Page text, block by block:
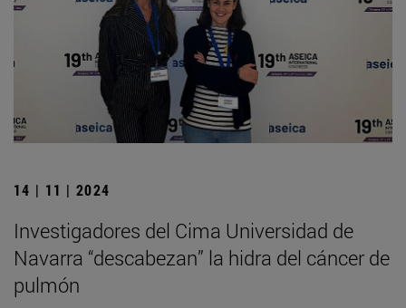
14 | 11 | 2024
Investigadores del Cima Universidad de
Navarra “descabezan” la hidra del cáncer de
pulmón